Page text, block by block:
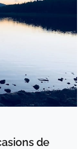
de